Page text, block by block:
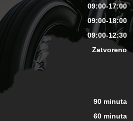
09:00-17:00
09:00-18:00
09:00-12:30
Zatvoreno
90 minuta
60 minuta